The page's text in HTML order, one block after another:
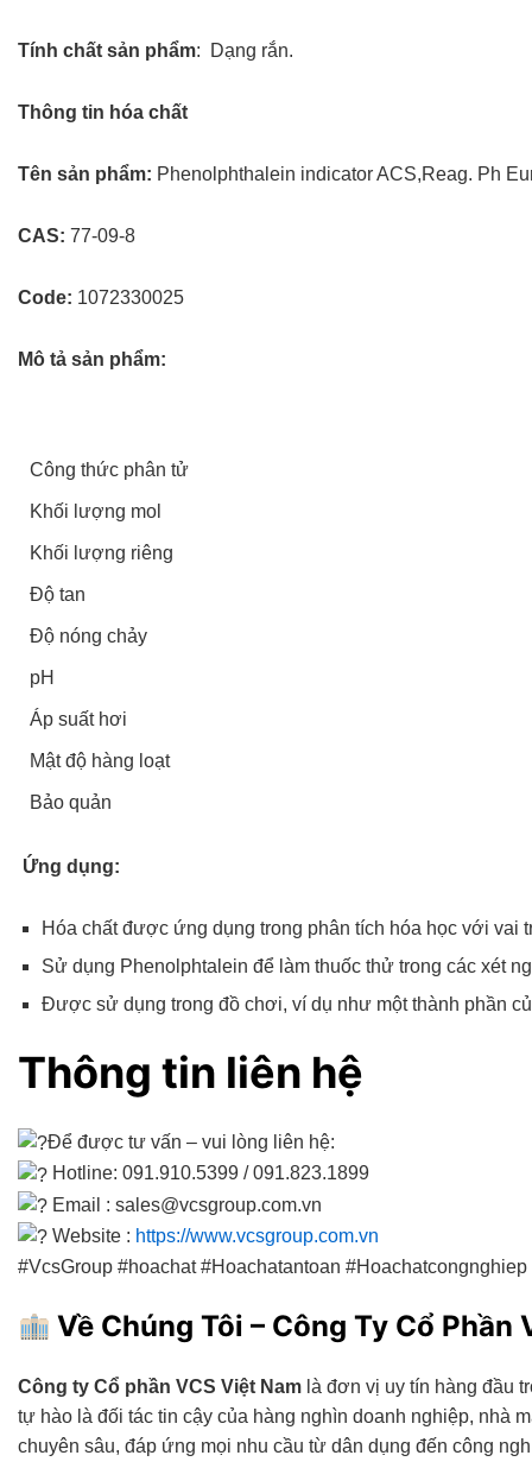
Tính chất sản phẩm: Dạng rắn.
Thông tin hóa chất
Tên sản phẩm: Phenolphthalein indicator ACS,Reag. Ph
CAS: 77-09-8
Code: 1072330025
Mô tả sản phẩm:
Công thức phân tử
Khối lượng mol
Khối lượng riêng
Độ tan
Độ nóng chảy
pH
Áp suất hơi
Mật độ hàng loạt
Bảo quản
Ứng dụng:
Hóa chất được ứng dụng trong phân tích hóa học với
Sử dụng Phenolphtalein để làm thuốc thử trong các xét
Được sử dụng trong đồ chơi, ví dụ như một thành phần
Thông tin liên hệ
Để được tư vấn – vui lòng liên hệ:
Hotline: 091.910.5399 / 091.823.1899
Email : sales@vcsgroup.com.vn
Website : https://www.vcsgroup.com.vn
#VcsGroup #hoachat #Hoachatantoan
Về Chúng Tôi – Công Ty Cổ Phần
Công ty Cổ phần VCS Việt Nam là đơn vị uy tín hàng đầu
tự hào là đối tác tin cậy của hàng nghìn doanh nghiệp, nhà
chuyên sâu, đáp ứng mọi nhu cầu từ dân dụng đến công